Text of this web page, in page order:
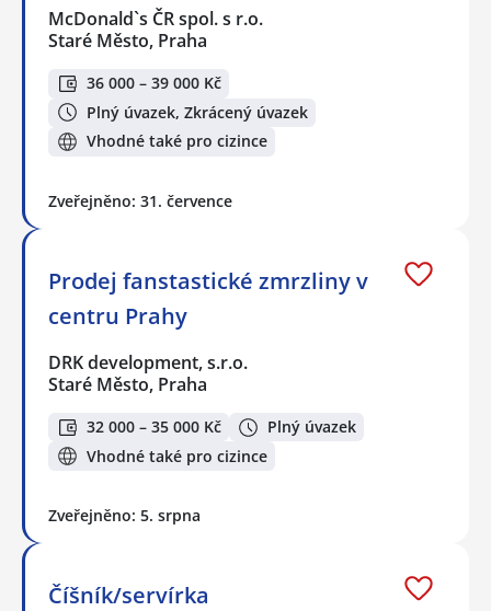
McDonald`s ČR spol. s r.o.
Staré Město, Praha
36 000 – 39 000 Kč
Plný úvazek, Zkrácený úvazek
Vhodné také pro cizince
Zveřejněno: 31. července
Prodej fanstastické zmrzliny v
centru Prahy
DRK development, s.r.o.
Staré Město, Praha
32 000 – 35 000 Kč
Plný úvazek
Vhodné také pro cizince
Zveřejněno: 5. srpna
Číšník/servírka